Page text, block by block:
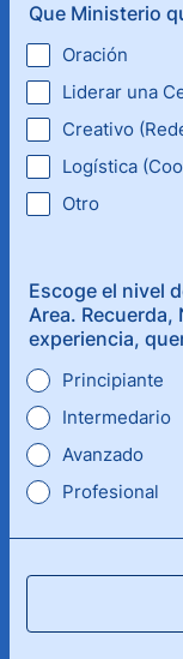
Que Ministerio
Oración
Liderar una
Creativo
Logística
Otro
Escoge el nivel
Area.
experiencia,
Principiante
Intermedario
Avanzado
Profesional